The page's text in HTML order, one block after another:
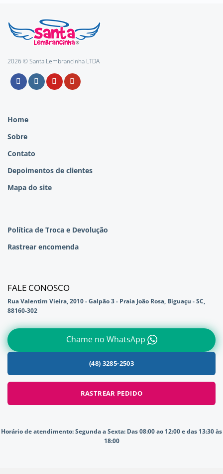
2026 © Santa Lembrancinha LTDA
Home
Sobre
Contato
Depoimentos de clientes
Mapa do site
Política de Troca e Devolução
Rastrear encomenda
FALE CONOSCO
Rua Valentim Vieira, 2010 - Galpão 3 - Praia João Rosa, Biguaçu - SC,
88160-302
Chame no WhatsApp
(48) 3285-2503
RASTREAR PEDIDO
Horário de atendimento:Segunda a Sexta: Das 08:00 ao 12:00 e das 13:30 às
18:00